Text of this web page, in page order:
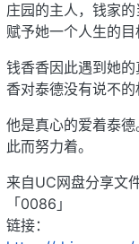
庄园的主人，钱家
赋予她一个人生的
钱香香因此遇到她
香对泰德没有说不
他是真心的爱着泰
此而努力着。
来自UC网盘分享文件
「0086」
链接：